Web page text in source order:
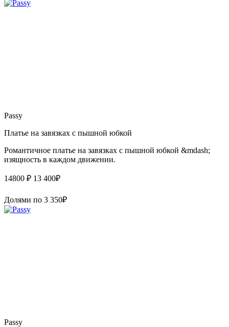
Passy
Платье на завязках с пышной юбкой
Романтичное платье на завязках с пышной юбкой &mdash;
изящность в каждом движении.
14800 ₽ 13 400₽
Долями по 3 350₽
Passy